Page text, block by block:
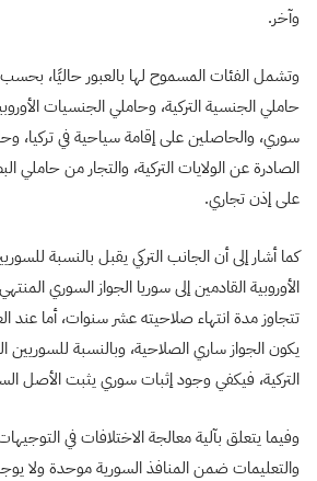
وآخر.
وتشمل الفئات المسموح لها بالعبور حاليًا،
حاملي الجنسية التركية، وحاملي الجنسيات
سوري، والحاصلين على إقامة سياحية في تركيا،
الصادرة عن الولايات التركية، والتجار من حاملي
على إذن تجاري.
كما أشار إلى أن الجانب التركي يقبل بالنسبة
الأوروبية القادمين إلى سوريا الجواز السوري
تتجاوز مدة انتهاء صلاحيته عشر سنوات، أما عند
يكون الجواز ساري الصلاحية، وبالنسبة
التركية، فيكفي وجود إثبات سوري يثبت الأصل
وفيما يتعلق بآلية معالجة الاختلافات في
والتعليمات ضمن المنافذ السورية موحدة ولا